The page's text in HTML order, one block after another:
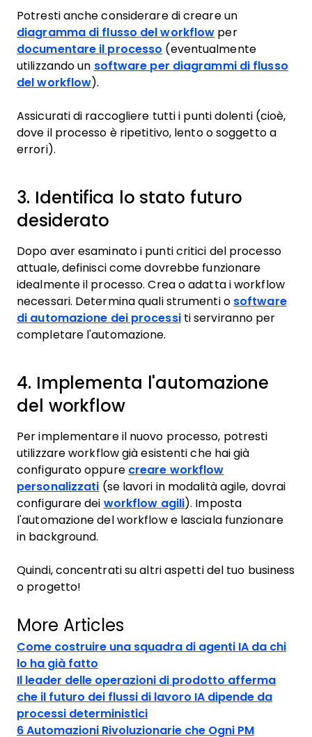
Potresti anche considerare di creare un
diagramma di flusso del workflow per
documentare il processo (eventualmente
utilizzando un software per diagrammi di flusso
del workflow).
Assicurati di raccogliere tutti i punti dolenti (cioè,
dove il processo è ripetitivo, lento o soggetto a
errori).
3. Identifica lo stato futuro
desiderato
Dopo aver esaminato i punti critici del processo
attuale, definisci come dovrebbe funzionare
idealmente il processo. Crea o adatta i workflow
necessari. Determina quali strumenti o software
di automazione dei processiti serviranno per
completare l'automazione.
4. Implementa l'automazione
del workflow
Per implementare il nuovo processo, potresti
utilizzare workflow già esistenti che hai già
configurato oppure creare workflow
personalizzati (se lavori in modalità agile, dovrai
configurare dei workflow agili). Imposta
l'automazione del workflow e lasciala funzionare
in background.
Quindi, concentrati su altri aspetti del tuo business
o progetto!
More Articles
Come costruire una squadra di agenti IA da chi
lo ha già fatto
Il leader delle operazioni di prodotto afferma
che il futuro dei flussi di lavoro IA dipende da
processi deterministici
6 Automazioni Rivoluzionarie che Ogni PM